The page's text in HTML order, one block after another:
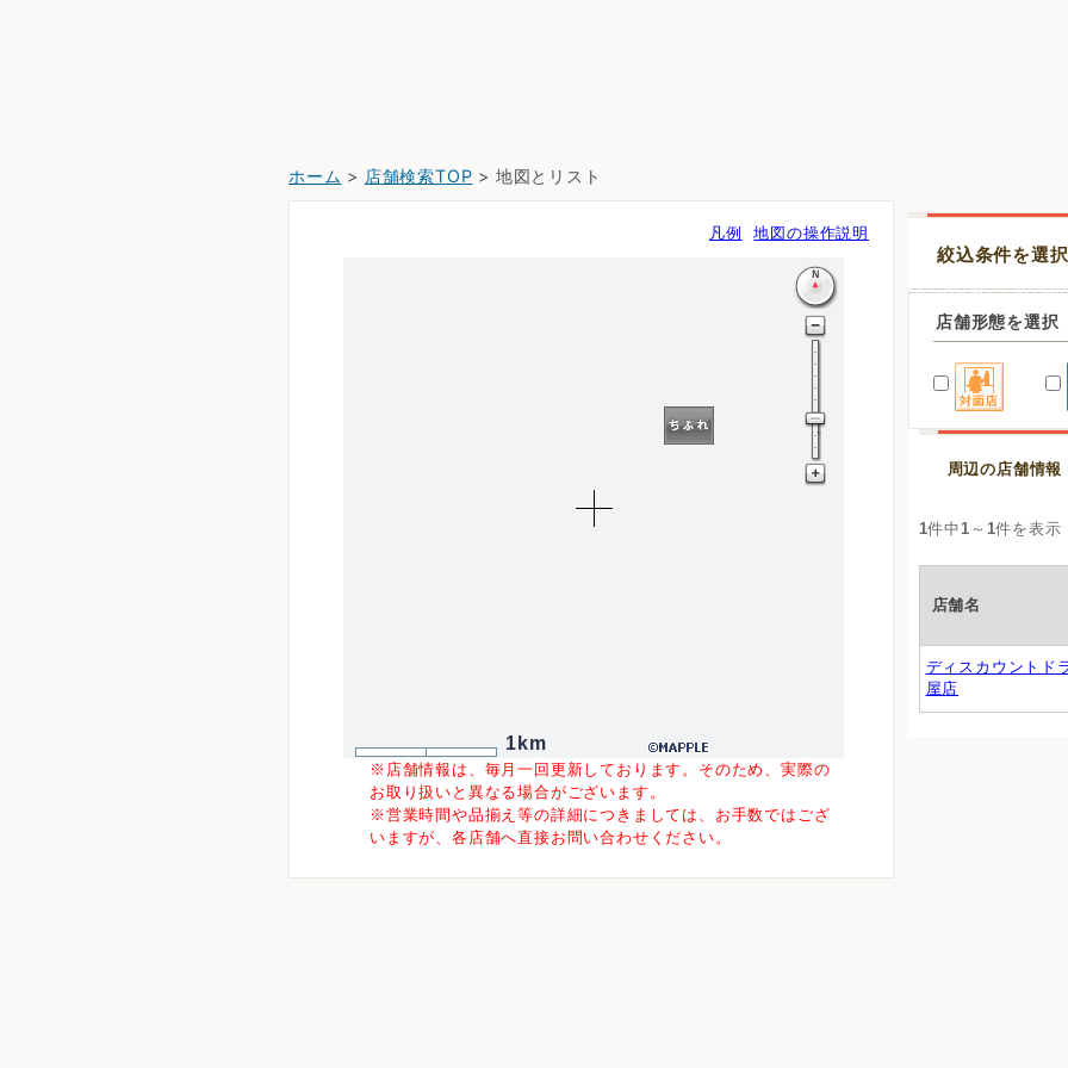
ホーム > 店舗検索TOP > 地図とリスト
凡例 地図の操作説明
1km
※店舗情報は、毎月一回更新しております。そのため、実際の
お取り扱いと異なる場合がございます。
※営業時間や品揃え等の詳細につきましては、お手数ではござ
いますが、各店舗へ直接お問い合わせください。
絞込条件を選
店舗形態を選択
周辺の店舗情報
1件中 1 ～ 1件を表示
店舗名
ディスカウントド
屋店